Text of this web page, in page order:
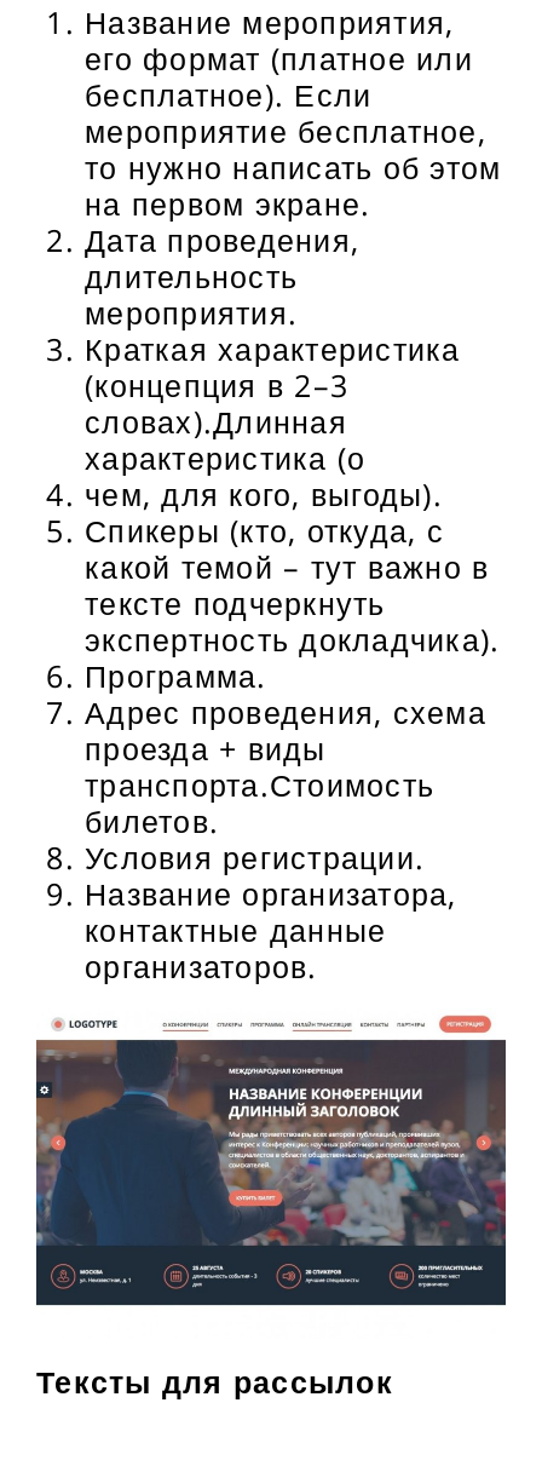
Название мероприятия,
его формат (платное или
бесплатное). Если
мероприятие бесплатное,
то нужно написать об этом
на первом экране.
Дата проведения,
длительность
мероприятия.
Краткая характеристика
(концепция в 2–3
словах).Длинная
характеристика (о
чем, для кого, выгоды).
Спикеры (кто, откуда, с
какой темой – тут важно в
тексте подчеркнуть
экспертность докладчика).
Программа.
Адрес проведения, схема
проезда + виды
транспорта.Стоимость
билетов.
Условия регистрации.
Название организатора,
контактные данные
организаторов.
Тексты для рассылок